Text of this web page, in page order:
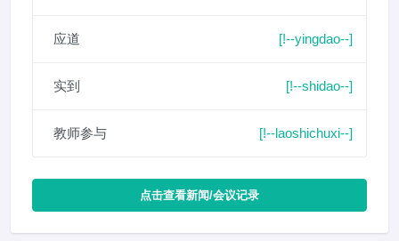
应道 [!--yingdao--]
实到 [!--shidao--]
教师参与 [!--laoshichuxi--]
点击查看新闻/会议记录